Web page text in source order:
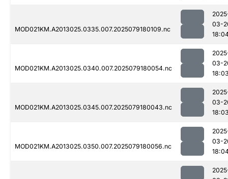
MOD021KM.A2013025.0335.007.2025079180109.nc
03-
MOD021KM.A2013025.0340.007.2025079180054.nc
03-
MOD021KM.A2013025.0345.007.2025079180043.nc
03-
MOD021KM.A2013025.0350.007.2025079180056.nc
03-